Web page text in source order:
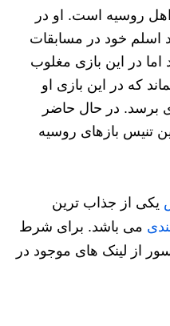
روسیه است. او در
گرند اسلم خود در مسابقات
در سال 2019 رسید اما در این بازی مغلوب
که در این بازی او
برسد. در حال حاضر
تنیس بازهای روسیه
یکی از جذاب ترین
می باشد. برای شرط
از لینک های موجود در